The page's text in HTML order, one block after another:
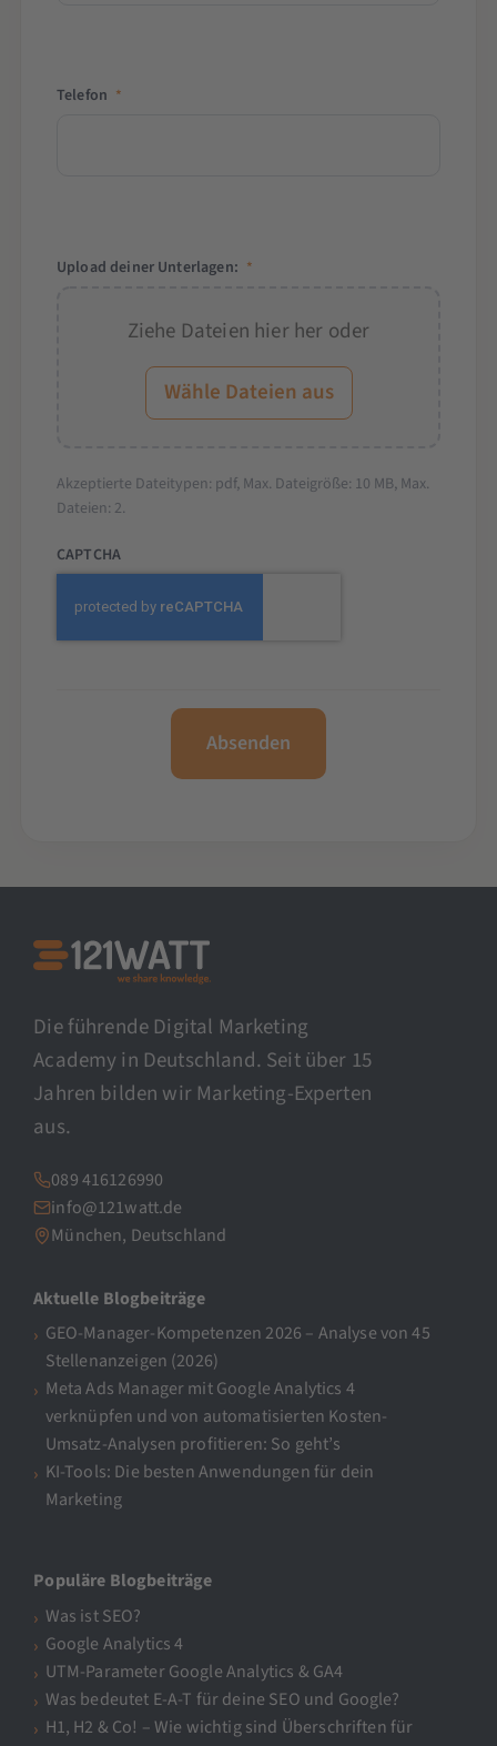
Telefon *
Upload deiner Unterlagen: *
Ziehe Dateien hier her oder
Wähle Dateien aus
Akzeptierte Dateitypen: pdf, Max. Dateigröße: 10 MB, Max.
Dateien: 2.
CAPTCHA
Die führende Digital Marketing
Academy in Deutschland. Seit über 15
Jahren bilden wir Marketing-Experten
aus.
089 416126990
info@121watt.de
München, Deutschland
Aktuelle Blogbeiträge
GEO-Manager-Kompetenzen 2026 – Analyse von 45
Stellenanzeigen (2026)
Meta Ads Manager mit Google Analytics 4
verknüpfen und von automatisierten Kosten-
Umsatz-Analysen profitieren: So geht’s
KI-Tools: Die besten Anwendungen für dein
Marketing
Populäre Blogbeiträge
Was ist SEO?
Google Analytics 4
UTM-Parameter Google Analytics & GA4
Was bedeutet E-A-T für deine SEO und Google?
H1, H2 & Co! – Wie wichtig sind Überschriften für